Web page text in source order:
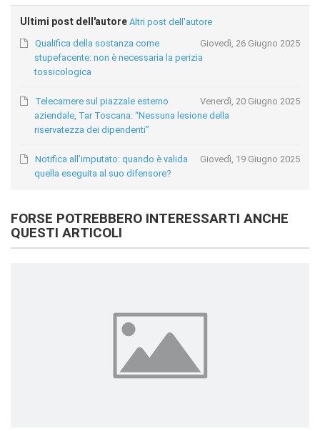
Ultimi post dell'autore Altri post dell'autore
Giovedì, 26 Giugno 2025
Qualifica della sostanza come
stupefacente: non è necessaria la perizia
tossicologica
Venerdì, 20 Giugno 2025
Telecamere sul piazzale esterno
aziendale, Tar Toscana: “Nessuna lesione della
riservatezza dei dipendenti”
Giovedì, 19 Giugno 2025
Notifica all’imputato: quando è valida
quella eseguita al suo difensore?
FORSE POTREBBERO INTERESSARTI ANCHE
QUESTI ARTICOLI